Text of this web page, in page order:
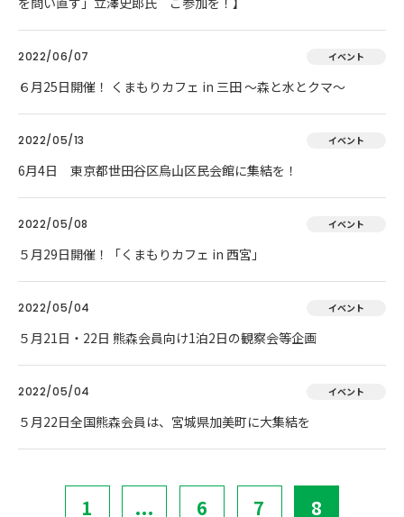
2022/06/07 イベント
６月25日開催！ くまもりカフェ in 三田 ～森と水とクマ～
2022/05/13 イベント
6月4日 東京都世田谷区烏山区民会館に集結を！
2022/05/08 イベント
５月29日開催！「くまもりカフェ in 西宮」
2022/05/04 イベント
５月21日・22日 熊森会員向け1泊2日の観察会等企画
2022/05/04 イベント
５月22日全国熊森会員は、宮城県加美町に大集結を
1 ... 6 7 8